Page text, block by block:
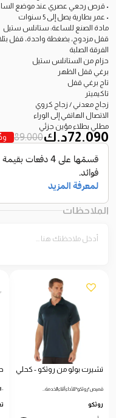
• قرص رجعي عصري عند موضع
• عمر بطارية يصل إلى 5 سنوات
مادة الصنع للساعة: ستانلس ستيل
قفل مزدوج، بضغطة واحدة، قفل
الفرقة الصلبة
حزام من الستانلس ستيل
برغي قفل الظهر
تاج برغي قفل
تاكيميتر
زجاج معدني / زجاج كروي
الاتصال الهاتفي إلى الوراء
مطلي بطلاء مؤين جزئي
89.000 72.090د.ك
الملاحظات
تشيرت بولو من روثكو - كحلي
قميص "روثكو" للأداء أثناء الخدمة…
روثكو
-